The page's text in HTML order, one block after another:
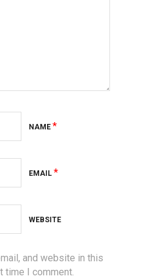
NAME *
EMAIL *
WEBSITE
and website in this
time I comment.